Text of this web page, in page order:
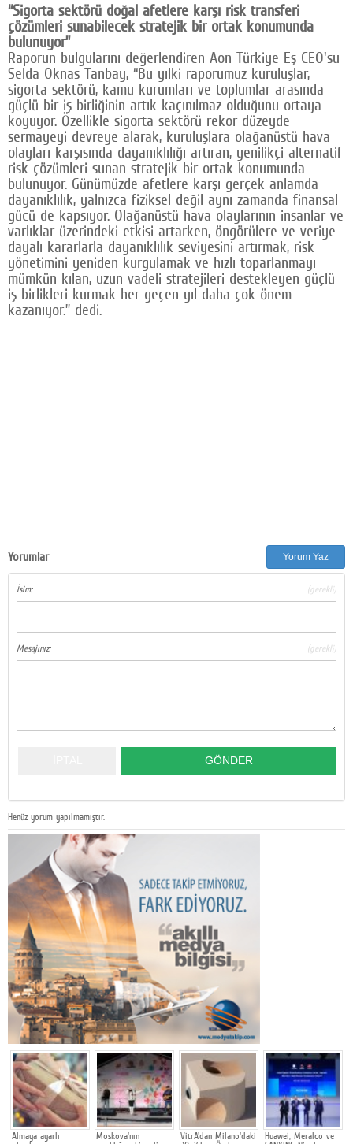
“Sigorta sektörü doğal afetlere karşı risk transferi
çözümleri sunabilecek stratejik bir ortak konumunda
bulunuyor”
Raporun bulgularını değerlendiren Aon Türkiye Eş CEO'su
Selda Oknas Tanbay, “Bu yılki raporumuz kuruluşlar,
sigorta sektörü, kamu kurumları ve toplumlar arasında
güçlü bir iş birliğinin artık kaçınılmaz olduğunu ortaya
koyuyor. Özellikle sigorta sektörü rekor düzeyde
sermayeyi devreye alarak, kuruluşlara olağanüstü hava
olayları karşısında dayanıklılığı artıran, yenilikçi alternatif
risk çözümleri sunan stratejik bir ortak konumunda
bulunuyor. Günümüzde afetlere karşı gerçek anlamda
dayanıklılık, yalnızca fiziksel değil aynı zamanda finansal
gücü de kapsıyor. Olağanüstü hava olaylarının insanlar ve
varlıklar üzerindeki etkisi artarken, öngörülere ve veriye
dayalı kararlarla dayanıklılık seviyesini artırmak, risk
yönetimini yeniden kurgulamak ve hızlı toparlanmayı
mümkün kılan, uzun vadeli stratejileri destekleyen güçlü
iş birlikleri kurmak her geçen yıl daha çok önem
kazanıyor.” dedi.
Yorumlar Yorum Yaz
İsim: (gerekli)
Mesajınız: (gerekli)
Henüz yorum yapılmamıştır.
Almaya ayarlı
Moskova'nın
VitrA'dan Milano'daki
Huawei, Meralco ve